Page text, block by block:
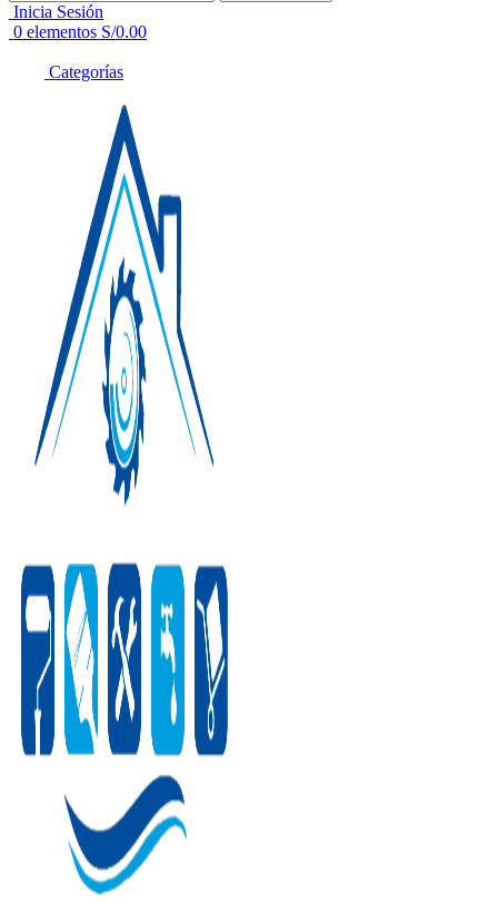
Inicia Sesión
0 elementos S/0.00
Categorías